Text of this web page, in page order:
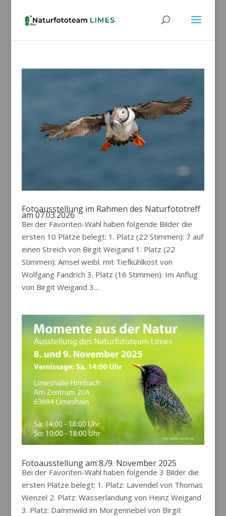
Fotoausstellung im Rahmen des Naturfototreff
am 07.03.2026
Bei der Favoriten-Wahl haben folgende Bilder die
ersten 10 Plätze belegt: 1. Platz (22 Stimmen): 7 auf
einen Streich von Birgit Weigand 1. Platz (22
Stimmen): Amsel weibl. mit Tiefkühlkost von
Wolfgang Fandrich 3. Platz (16 Stimmen): Im Anflug
von Birgit Weigand 3....
Fotoausstellung am 8./9. November 2025
Bei der Favoriten-Wahl haben folgende 3 Bilder die
ersten Plätze belegt: 1. Platz: Lavendel von Thomas
Wenzel 2. Platz: Wasserlandung von Heinz Weigand
3. Platz: Dammwild im Morgennebel von Birgit